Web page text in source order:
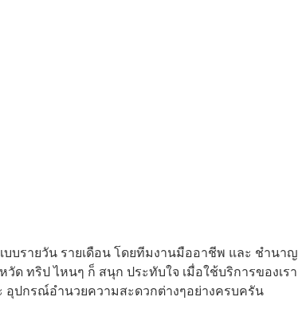
บรายวัน รายเดือน โดยทีมงานมืออาชีพ และ ชำนาญ
ทริป ไหนๆ ก็ สนุก ประทับใจ เมื่อใช้บริการของเรา
อุปกรณ์อำนวยความสะดวกต่างๆอย่างครบครัน